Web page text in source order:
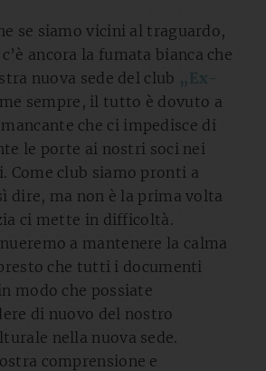
se siamo vicini al traguardo,
ancora la fumata bianca che
nuova sede del club „Ex-
sempre, il tutto è dovuto a
che ci impedisce di
le porte ai nostri soci nei
Come club siamo pronti a
dire, ma non è la prima volta
ci mette in difficoltà.
a mantenere la calma
che tutti i documenti
modo che possiate
di nuovo del nostro
nella nuova sede.
comprensione e